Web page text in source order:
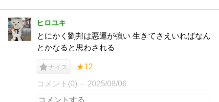
ヒロユキ
とにかく劉邦は悪運が強い 生きてさえいればなん
とかなると思わされる
ナイス ★12
コメント(0) 2025/08/06